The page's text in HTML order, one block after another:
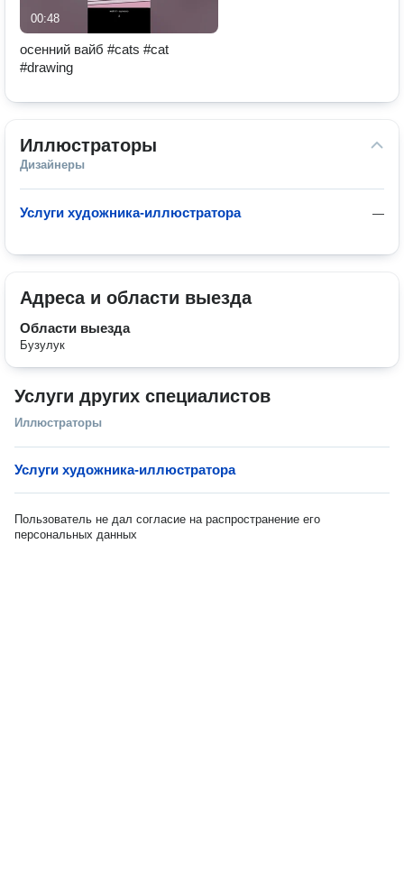
00:48
осенний вайб #cats #cat
#drawing
Иллюстраторы
Дизайнеры
—
Услуги художника-иллюстратора
Адреса и области выезда
Области выезда
Бузулук
Услуги других специалистов
Иллюстраторы
Услуги художника-иллюстратора
Пользователь не дал согласие на распространение его
персональных данных